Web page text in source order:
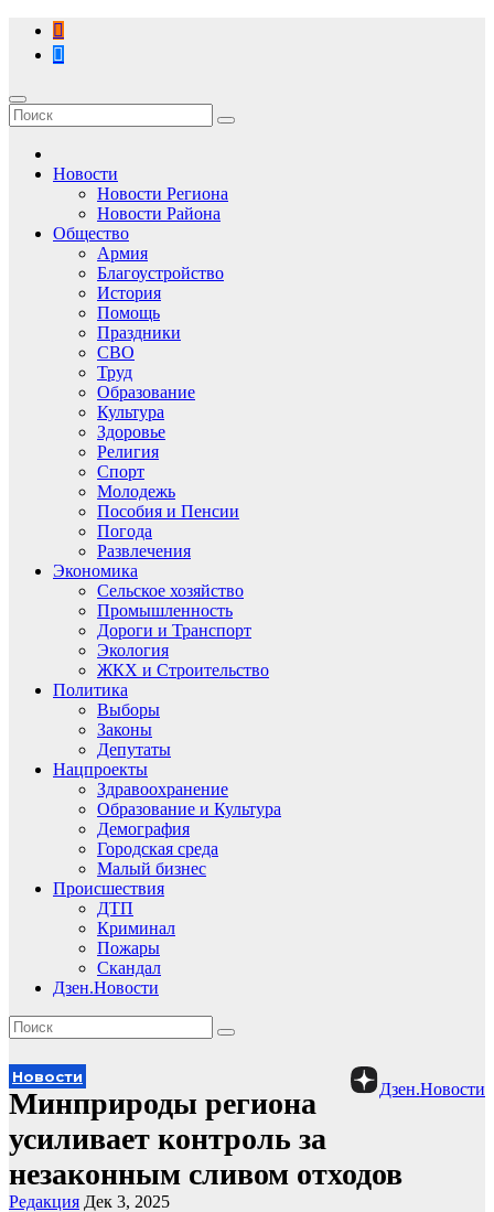
Перейти
содержимому
Новости
Новости Региона
Новости Района
Общество
Армия
Благоустройство
История
Помощь
Праздники
СВО
Труд
Образование
Культура
Здоровье
Религия
Спорт
Молодежь
Пособия и Пенсии
Погода
Развлечения
Экономика
Сельское хозяйство
Промышленность
Дороги и Транспорт
Экология
ЖКХ и Строительство
Политика
Выборы
Законы
Депутаты
Нацпроекты
Здравоохранение
Образование и Культура
Демография
Городская среда
Малый бизнес
Происшествия
ДТП
Криминал
Пожары
Скандал
Дзен.Новости
Дзен.Новости
Новости
Минприроды региона
усиливает контроль за
незаконным сливом отходов
Редакция Дек 3, 2025